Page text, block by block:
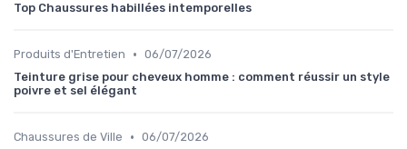
Top Chaussures habillées intemporelles
Produits d'Entretien • 06/07/2026
Teinture grise pour cheveux homme : comment réussir un style
poivre et sel élégant
Chaussures de Ville • 06/07/2026